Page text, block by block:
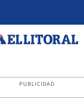
PUBLICIDAD